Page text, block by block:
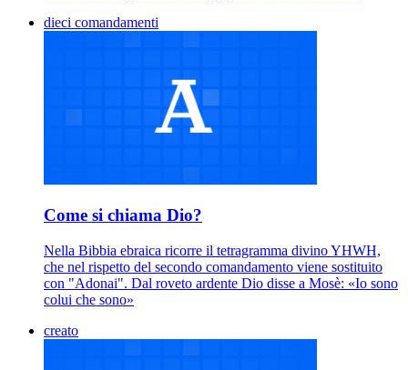
dieci comandamenti
Come si chiama Dio?
Nella Bibbia ebraica ricorre il tetragramma divino YHWH,
che nel rispetto del secondo comandamento viene sostituito
con "Adonai". Dal roveto ardente Dio disse a Mosè: «Io sono
colui che sono»
creato